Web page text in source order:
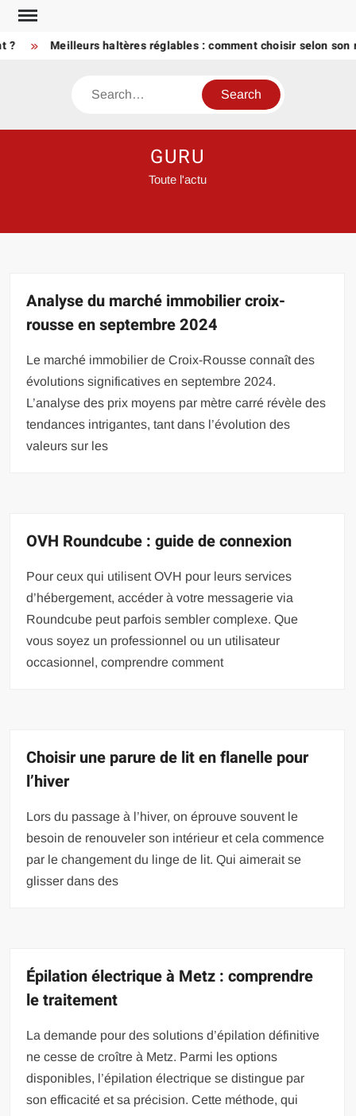
Skip
contentMeilleurs haltères réglables : comment choisir selon son
Search
GURU
Toute l'actu
Analyse du marché immobilier croix-
rousse en septembre 2024
Le marché immobilier de Croix-Rousse connaît des
évolutions significatives en septembre 2024.
L’analyse des prix moyens par mètre carré révèle des
tendances intrigantes, tant dans l’évolution des
valeurs sur les
OVH Roundcube : guide de connexion
Pour ceux qui utilisent OVH pour leurs services
d’hébergement, accéder à votre messagerie via
Roundcube peut parfois sembler complexe. Que
vous soyez un professionnel ou un utilisateur
occasionnel, comprendre comment
Choisir une parure de lit en flanelle pour
l’hiver
Lors du passage à l’hiver, on éprouve souvent le
besoin de renouveler son intérieur et cela commence
par le changement du linge de lit. Qui aimerait se
glisser dans des
Épilation électrique à Metz : comprendre
le traitement
La demande pour des solutions d’épilation définitive
ne cesse de croître à Metz. Parmi les options
disponibles, l’épilation électrique se distingue par
son efficacité et sa précision. Cette méthode, qui